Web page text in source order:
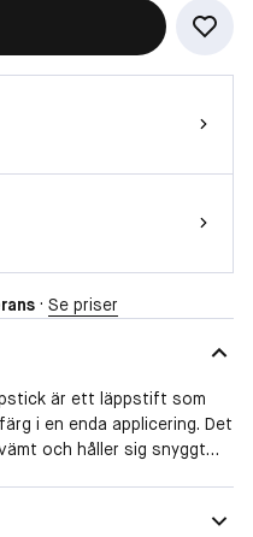
· Se priser
är ett läppstift som
i en enda applicering. Det
och håller sig snyggt
på läpparnas konturer.